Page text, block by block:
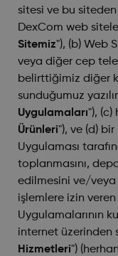
sitesi ve bu
DexCom web
Sitemiz"), (b) Web
veya diğer cep
belirttiğimiz diğer
sunduğumuz
Uygulamaları"), (c)
Ürünleri"), ve (d) bir
Uygulaması
toplanmasını,
edilmesini ve/
işlemlere izin veren
Uygulamalarının
internet üzerinden
Hizmetleri")